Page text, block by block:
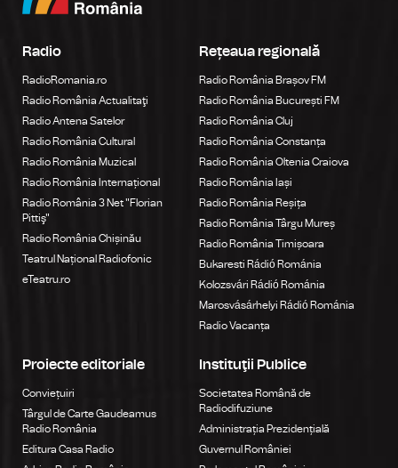
Radio
RadioRomania.ro
Radio România Actualitaţi
Radio Antena Satelor
Radio România Cultural
Radio România Muzical
Radio România Internațional
Radio România 3 Net "Florian
Pittiş"
Radio România Chișinău
Teatrul Național Radiofonic
eTeatru.ro
Rețeaua regională
Radio România Brașov FM
Radio România București FM
Radio România Cluj
Radio România Constanța
Radio România Oltenia Craiova
Radio România Iași
Radio România Reșița
Radio România Târgu Mureș
Radio România Timișoara
Bukaresti Rádió Románia
Kolozsvári Rádió Románia
Marosvásárhelyi Rádió Románia
Radio Vacanța
Proiecte editoriale
Conviețuiri
Târgul de Carte Gaudeamus
Radio România
Editura Casa Radio
Instituţii Publice
Societatea Română de
Radiodifuziune
Administrația Prezidențială
Guvernul României